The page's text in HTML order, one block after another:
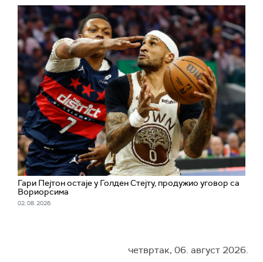
Гари Пејтон остаје у Голден Стејту, продужио уговор са
Вориорсима
02. 08. 2026.
четвртак, 06. август 2026.